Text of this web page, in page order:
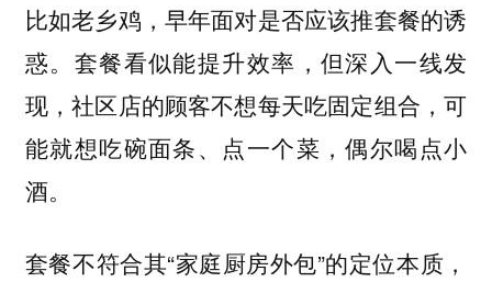
比如老乡鸡，早年面对是否应该推套餐的诱
惑。套餐看似能提升效率，但深入一线发
现，社区店的顾客不想每天吃固定组合，可
能就想吃碗面条、点一个菜，偶尔喝点小
酒。
套餐不符合其“家庭厨房外包”的定位本质，